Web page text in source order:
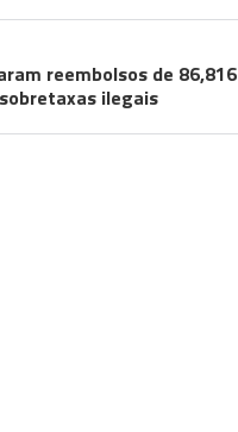
reembolsos de 86,816
ilegais